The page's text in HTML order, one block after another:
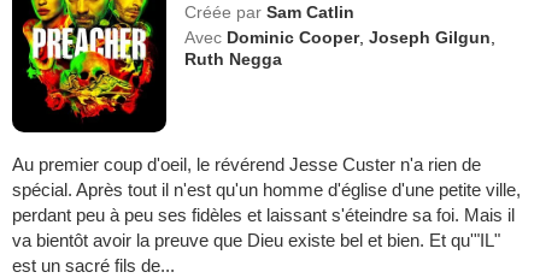
Créée par Sam Catlin
Avec Dominic Cooper,Joseph Gilgun
Ruth Negga
Au premier coup d'oeil, le révérend Jesse Custer n'a rien de
spécial. Après tout il n'est qu'un homme d'église d'une petite ville,
perdant peu à peu ses fidèles et laissant s'éteindre sa foi. Mais il
va bientôt avoir la preuve que Dieu existe bel et bien. Et qu'"IL"
est un sacré fils de...